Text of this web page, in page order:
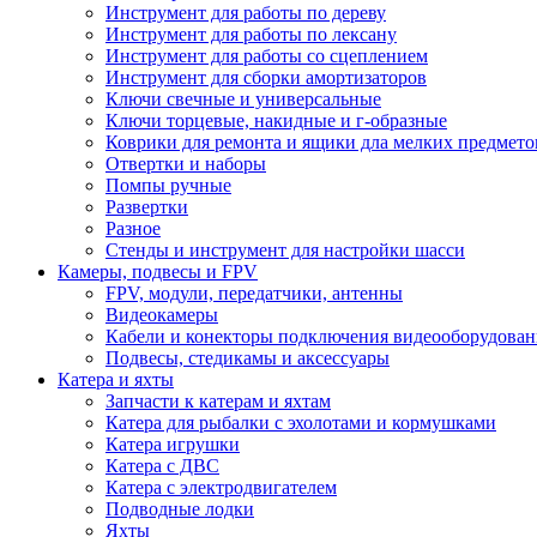
Инструмент для работы по дереву
Инструмент для работы по лексану
Инструмент для работы со сцеплением
Инструмент для сборки амортизаторов
Ключи свечные и универсальные
Ключи торцевые, накидные и г-образные
Коврики для ремонта и ящики дла мелких
Отвертки и наборы
Помпы ручные
Развертки
Разное
Стенды и инструмент для настройки шасси
Камеры, подвесы и FPV
FPV, модули, передатчики, антенны
Видеокамеры
Кабели и конекторы подключения
Подвесы, стедикамы и аксессуары
Катера и яхты
Запчасти к катерам и яхтам
Катера для рыбалки с эхолотами и кормушками
Катера игрушки
Катера с ДВС
Катера с электродвигателем
Подводные лодки
Яхты